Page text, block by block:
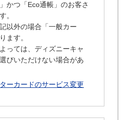
かつ「Eco通帳」のお客さ
。
以外の場合「一般カー
ます。
っては、ディズニーキャ
びいただけない場合があ
ーカードのサービス変更